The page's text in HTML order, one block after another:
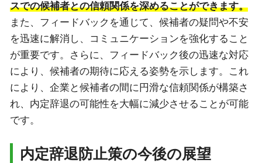
スでの候補者との信頼関係を深めることができます。
また、フィードバックを通じて、候補者の疑問や不安
を迅速に解消し、コミュニケーションを強化すること
が重要です。さらに、フィードバック後の迅速な対応
により、候補者の期待に応える姿勢を示します。これ
により、企業と候補者の間に円滑な信頼関係が構築さ
れ、内定辞退の可能性を大幅に減少させることが可能
です。
内定辞退防止策の今後の展望